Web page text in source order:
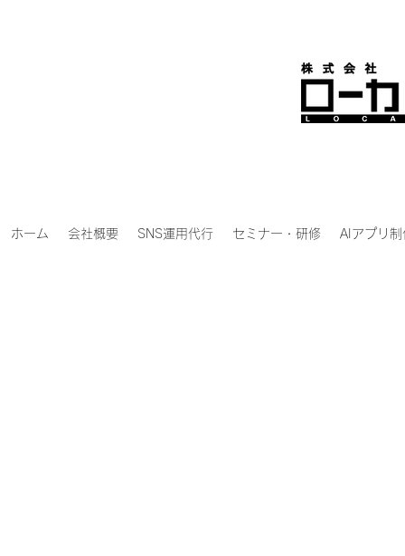
ホーム 会社概要 SNS運用代行 セミナー・研修 AIアプリ制